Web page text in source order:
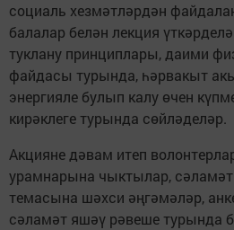
социаль хезмәтләрдән
балалар белән лекция
туклану принциплары, даими
файдасы турында, һәрвакыт
энергияле булып калу өчен
кирәклеге турында сөйләделәр.
Акцияне дәвам итеп
урамнарына чыктылар,
темасына шәхси әңгәмәләр,
сәламәт яшәү рәвеше турында